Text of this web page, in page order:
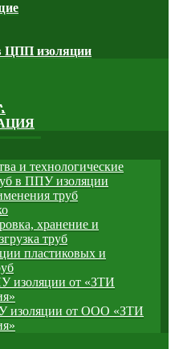
ЦПП изоляции
и технологические
в ППУ изоляции
труб
хранение и
труб
пластиковых и
изоляции от «ЗТИ
от ООО «ЗТИ